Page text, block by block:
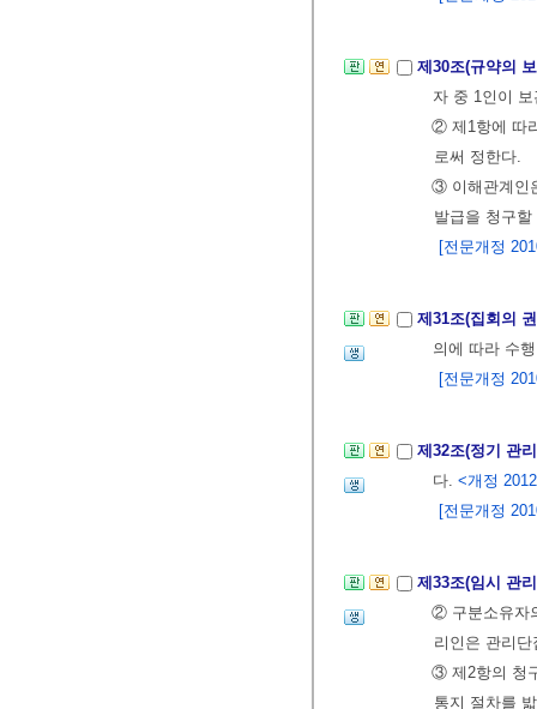
제30조(규약의
자 중 1인이
② 제1항에 따
로써 정한다.
③ 이해관계인
발급을 청구
[전문개정
제31조(집회의
의에 따라 수
[전문개정
제32조(정기 관
다. <개정
[전문개정
제33조(임시 관
② 구분소유자
리인은 관리
③ 제2항의 청
통지 절차를